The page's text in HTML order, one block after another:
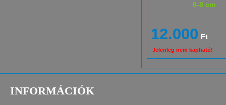
6-8 cm
12.000 Ft
Jelenleg nem kapható!
INFORMÁCIÓK